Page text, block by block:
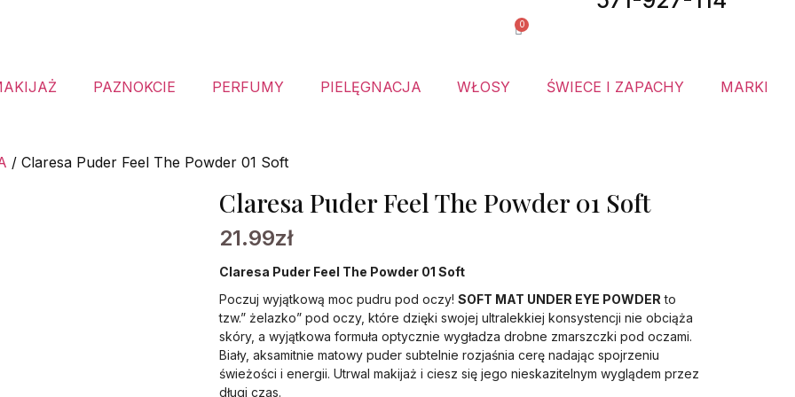
0
PAZNOKCIE PERFUMY PIELĘGNACJA WŁOSY ŚWIECE I ZAPACHY MARKI
/ Claresa Puder Feel The Powder 01 Soft
Claresa Puder Feel The Powder 01 Soft
21.99zł
Claresa Puder Feel The Powder 01 Soft
Poczuj wyjątkową moc pudru pod oczy! SOFT MAT UNDER EYE POWDER to
tzw.” żelazko” pod oczy, które dzięki swojej ultralekkiej konsystencji nie obciąża
skóry, a wyjątkowa formuła optycznie wygładza drobne zmarszczki pod oczami.
Biały, aksamitnie matowy puder subtelnie rozjaśnia cerę nadając spojrzeniu
świeżości i energii. Utrwal makijaż i ciesz się jego nieskazitelnym wyglądem przez
długi czas.